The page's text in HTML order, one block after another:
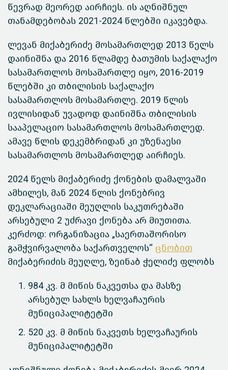
წევრად მეორედ აირჩიეს. ის აღნიშნულ
თანამდებობას 2021-2024 წლებში იკავებდა.
ლევან მიქაბერიძე მოსამართლედ 2013 წელს
დაინიშნა და 2016 წლამდე ბათუმის საქალაქო
სასამართლოს მოსამართლე იყო, 2016-2019
წლებში კი თბილისის საქალაქო
სასამართლოს მოსამართლე. 2019 წლის
ივლისიდან უვადოდ დაინიშნა თბილისის
სააპელაციო სასამართლოს მოსამართლედ.
ამავე წლის დეკემბრიდან კი უზენაესი
სასამართლოს მოსამართლედ აირჩიეს.
2024 წელს მიქაბერიძე ქონების დამალვაში
ამხილეს, მან 2024 წლის ქონებრივ
დეკლარაციაში მეუღლის საკუთრებაში
არსებული 2 უძრავი ქონება არ მიუთითა.
კერძოდ: ორგანიზაცია „საერთაშორისო
გამჭვირვალობა საქართველოს“ ცნობით
მიქაბერიძის მეუღლე, ზეინაბ ჭელიძე ფლობს
984 კვ. მ მიწის ნაკვეთსა და მასზე
არსებულ სახლს ხელვაჩაურის
მუნიციპალიტეტში
520 კვ. მ მიწის ნაკვეთს ხელვაჩაურის
მუნიციპალიტეტში